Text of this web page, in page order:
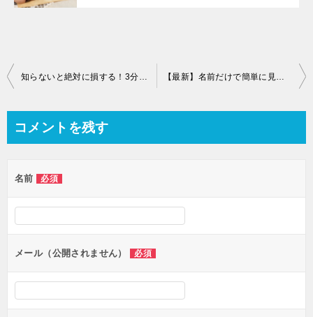
知らないと絶対に損する！3分で分る【日本の神様】教えます 【最新】名前だけで簡単に見抜ける『優良』占い師ランキング
コメントを残す
名前 必須
メール（公開されません） 必須